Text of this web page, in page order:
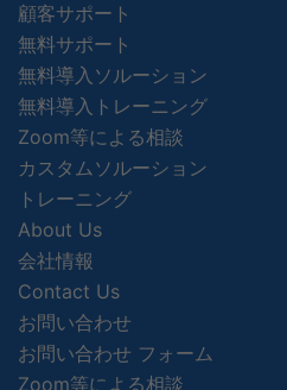
顧客サポート
無料サポート
無料導入ソルーション
無料導入トレーニング
Zoom等による相談
カスタムソルーション
トレーニング
About Us
会社情報
Contact Us
お問い合わせ
お問い合わせ フォーム
Zoom等による相談